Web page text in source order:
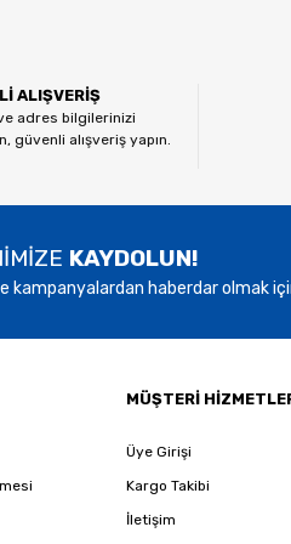
eksik bilgiler bulunuyor.
hatalar bulunuyor.
ALIŞVERİŞ
adres bilgilerinizi
güvenli alışveriş yapın.
KAYDOLUN!
kampanyalardan haberdar olmak
MÜŞTERİ
Üye Girişi
Kargo Takibi
İletişim